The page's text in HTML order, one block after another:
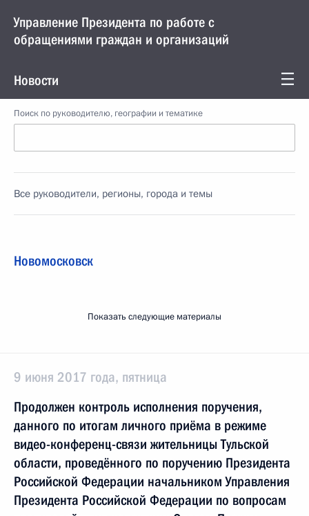
Управление Президента по работе с
обращениями граждан и организаций
Новости
Поиск по руководителю, географии и тематике
Все руководители, регионы, города и темы
Новомосковск
Показать следующие материалы
9 июня 2017 года, пятница
Продолжен контроль исполнения поручения,
данного по итогам личного приёма в режиме
видео-конференц-связи жительницы Тульской
области, проведённого по поручению Президента
Российской Федерации начальником Управления
Президента Российской Федерации по вопросам